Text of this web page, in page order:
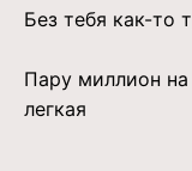
Без тебя как-то
Пару миллион
легкая